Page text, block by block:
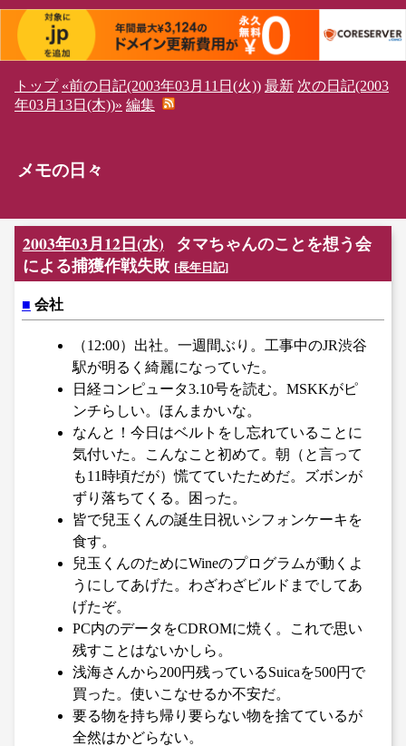
トップ «前の日記(2003年03月11日(火)) 最新 次の日記(2003
年03月13日(木))» 編集
メモの日々
2003年03月12日(水)
タマちゃんのことを想う会
による捕獲作戦失敗 [長年日記]
■ 会社
（12:00）出社。一週間ぶり。工事中のJR渋谷
駅が明るく綺麗になっていた。
日経コンピュータ3.10号を読む。MSKKがピ
ンチらしい。ほんまかいな。
なんと！今日はベルトをし忘れていることに
気付いた。こんなこと初めて。朝（と言って
も11時頃だが）慌てていたためだ。ズボンが
ずり落ちてくる。困った。
皆で兒玉くんの誕生日祝いシフォンケーキを
食す。
兒玉くんのためにWineのプログラムが動くよ
うにしてあげた。わざわざビルドまでしてあ
げたぞ。
PC内のデータをCDROMに焼く。これで思い
残すことはないかしら。
浅海さんから200円残っているSuicaを500円で
買った。使いこなせるか不安だ。
要る物を持ち帰り要らない物を捨てているが
全然はかどらない。